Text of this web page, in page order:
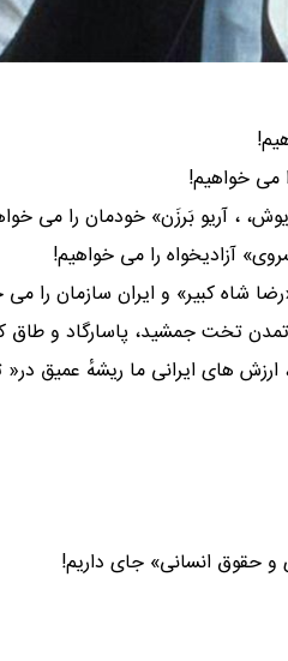
می خواهیم!
، آریو بَرزَن» خودمان را می
آزادیخواه را می خواهیم!
شاه کبیر» و ایران سازمان را می
تخت جمشید، پاسارگاد و
های ایرانی ما ریشهٔ عمیق
و حقوق انسانی» جای داریم!